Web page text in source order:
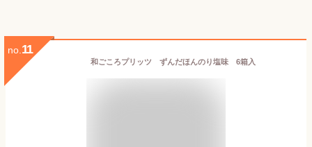
no. 11
和ごころプリッツ ずんだほんのり塩味 6箱入